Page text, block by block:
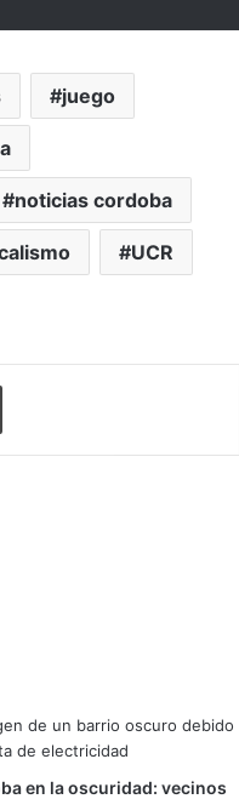
juego
noticias cordoba
UCR
Imprimir
en la oscuridad: vecinos